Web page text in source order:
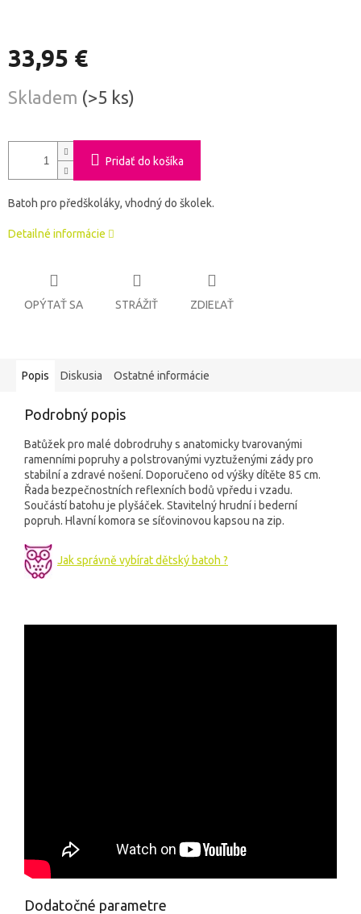
33,95 €
cena:
Skladem (>5 ks)
Pridať do košíka
Batoh pro předškoláky, vhodný do školek.
Detailné informácie
OPÝTAŤ SA STRÁŽIŤ ZDIEĽAŤ
Popis Diskusia Ostatné informácie
Podrobný popis
Batůžek pro malé dobrodruhy s anatomicky tvarovanými
ramenními popruhy a polstrovanými vyztuženými zády pro
stabilní a zdravé nošení. Doporučeno od výšky dítěte 85 cm.
Řada bezpečnostních reflexních bodů vpředu i vzadu.
Součástí batohu je plyšáček. Stavitelný hrudní i bederní
popruh. Hlavní komora se síťovinovou kapsou na zip.
Jak správně vybírat dětský batoh ?
Dodatočné parametre